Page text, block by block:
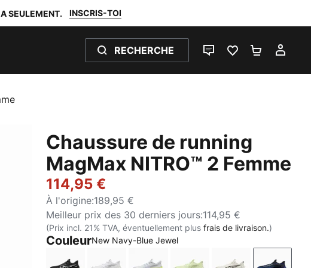
SEULEMENT. INSCRIS-TOI
RECHERCHE
LIVE CHATFAVORIS 0PANIER 0
Chaussure de running
MagMax NITRO™ 2 Femme
114,95 €
À l'origine:189,95 €
Meilleur prix des 30 derniers jours:114,95 €
(Prix incl. 21% TVA, éventuellement plusfrais de livraison.)
CouleurNew Navy-Blue Jewel